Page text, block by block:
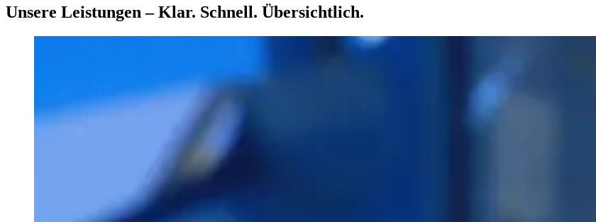
Unsere Leistungen – Klar. Schnell. Übersichtlich.